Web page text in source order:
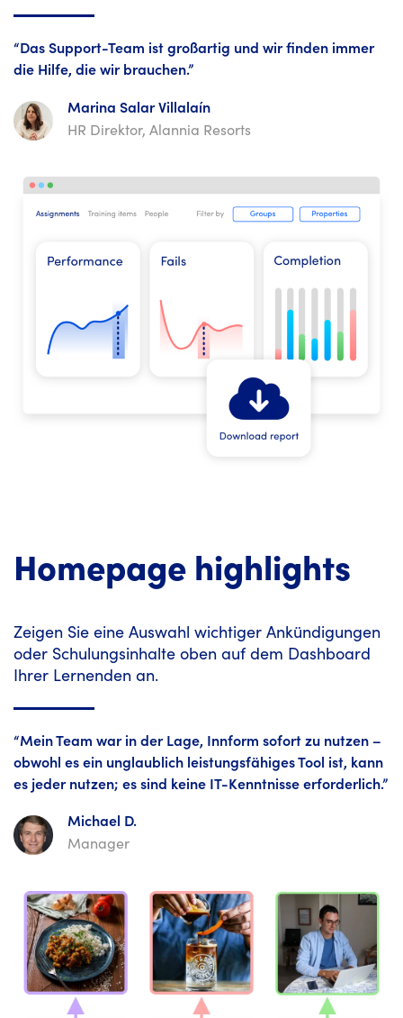
“Das Support-Team ist großartig und wir finden immer
die Hilfe, die wir brauchen.”
Marina Salar Villalaín
HR Direktor, Alannia Resorts
Homepage highlights
Zeigen Sie eine Auswahl wichtiger Ankündigungen
oder Schulungsinhalte oben auf dem Dashboard
Ihrer Lernenden an.
“Mein Team war in der Lage, Innform sofort zu nutzen –
obwohl es ein unglaublich leistungsfähiges Tool ist, kann
es jeder nutzen; es sind keine IT-Kenntnisse erforderlich.”
Michael D.
Manager